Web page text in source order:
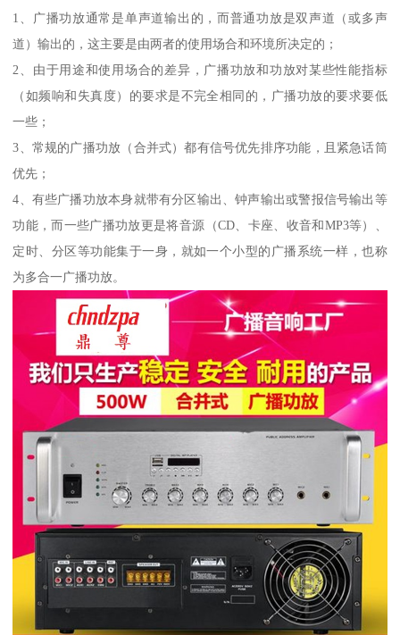
1、广播功放通常是单声道输出的，而普通功放是双声道（或多声
道）输出的，这主要是由两者的使用场合和环境所决定的；
2、由于用途和使用场合的差异，广播功放和功放对某些性能指标
（如频响和失真度）的要求是不完全相同的，广播功放的要求要低
一些；
3、常规的广播功放（合并式）都有信号优先排序功能，且紧急话筒
优先；
4、有些广播功放本身就带有分区输出、钟声输出或警报信号输出等
功能，而一些广播功放更是将音源（CD、卡座、收音和MP3等）、
定时、分区等功能集于一身，就如一个小型的广播系统一样，也称
为多合一广播功放。